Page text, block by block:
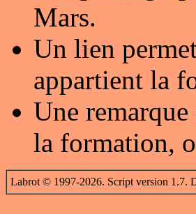
Mars.
Un lien
appartient la
Une
la formation,
Labrot © 1997-2026. Script version 1.7.